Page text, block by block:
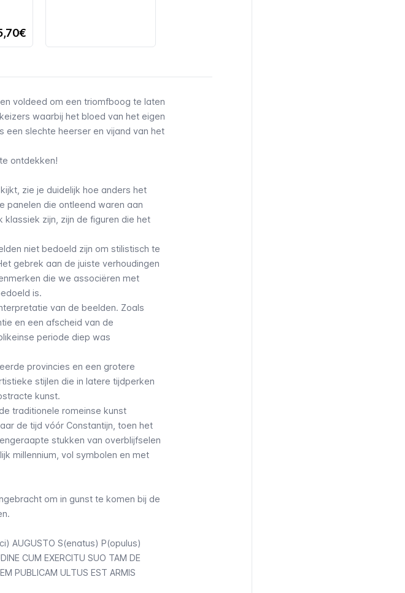
voldeed om een triomfboog te laten
waarbij het bloed van het eigen
een slechte heerser en vijand van het
ontdekken!
zie je duidelijk hoe anders het
panelen die ontleend waren aan
klassiek zijn, zijn de figuren die het
niet bedoeld zijn om stilistisch te
gebrek aan de juiste verhoudingen
die we associëren met
is.
van de beelden. Zoals
en een afscheid van de
periode diep was
provincies en een grotere
stijlen die in latere tijdperken
kunst.
traditionele romeinse kunst
de tijd vóór Constantijn, toen het
stukken van overblijfselen
millennium, vol symbolen en met
om in gunst te komen bij de
AUGUSTO S(enatus) P(opulus)
CUM EXERCITU SUO TAM DE
PUBLICAM ULTUS EST ARMIS